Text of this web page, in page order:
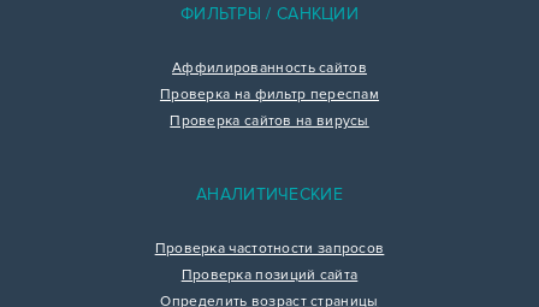
ФИЛЬТРЫ / САНКЦИИ
Аффилированность сайтов
Проверка на фильтр переспам
Проверка сайтов на вирусы
АНАЛИТИЧЕСКИЕ
Проверка частотности запросов
Проверка позиций сайта
Определить возраст страницы